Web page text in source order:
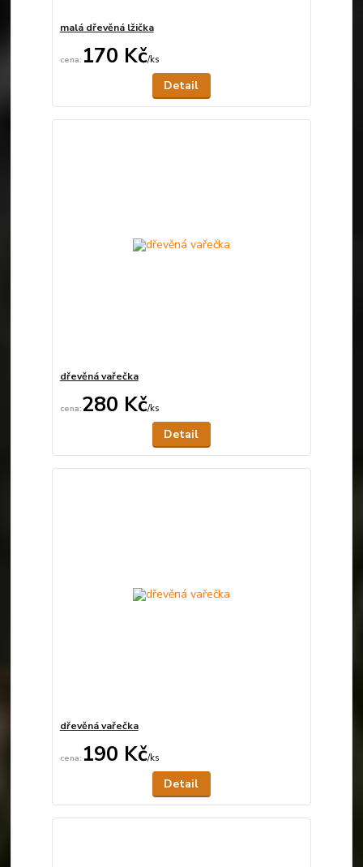
malá dřevěná lžička
170 Kč/ks
Detail
dřevěná vařečka
280 Kč/ks
Detail
dřevěná vařečka
190 Kč/ks
Detail